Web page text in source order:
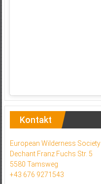
Kontakt
European Wilderness Society
Dechant Franz Fuchs Str. 5
5580 Tamsweg
+43 676 9271543